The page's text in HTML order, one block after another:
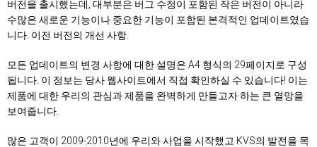
버전을 출시했는데, 대부분은 버그 수정이 포함된 작은 버전이 아니라
수많은 새로운 기능이나 중요한 기능이 포함된 본격적인 업데이트였습
니다. 이전 버전의 개선 사항.
모든 업데이트의 변경 사항에 대한 설명은 A4 형식의 29페이지로 구성
됩니다. 이 정보는 당사 웹사이트에서 직접 확인하실 수 있습니다! 이는
제품에 대한 우리의 관심과 제품을 완벽하게 만들고자 하는 큰 열망을
보여줍니다.
많은 고객이 2009-2010년에 우리와 사업을 시작했고 KVS의 발전을 목